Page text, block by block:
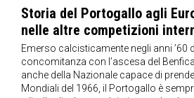
Storia del Portogallo agli
nelle altre competizioni
Emerso calcisticamente negli anni ’60
concomitanza con l’ascesa del
anche della Nazionale capace di
Mondiali del 1966, il Portogallo è